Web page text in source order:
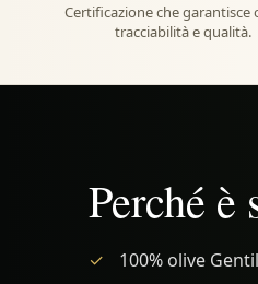
Certificazione che garantisce
tracciabilità e qualità.
Perché è
100% olive